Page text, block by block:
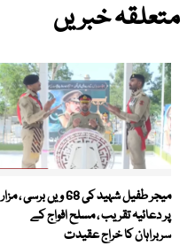
متعلقہ خبریں
میجر طفیل شہید کی 68 ویں برسی ، مزار
پر دعائیہ تقریب ، مسلح افواج کے
سربراہان کا خراج عقیدت